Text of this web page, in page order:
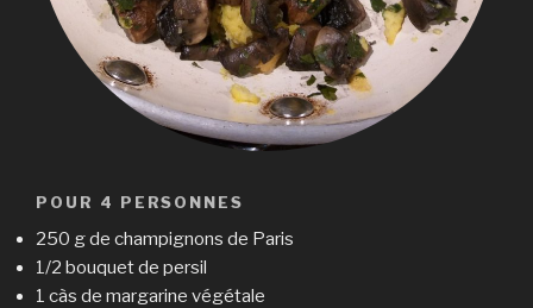
POUR 4 PERSONNES
250 g de champignons de Paris
1/2 bouquet de persil
1 càs de margarine végétale